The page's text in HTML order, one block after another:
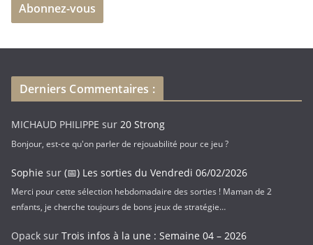
s
-
i
l
Abonnez-vous
Derniers Commentaires :
MICHAUD PHILIPPE sur 20 Strong
Bonjour, est-ce qu'on parler de rejouabilité pour ce jeu ?
Sophie sur (📅) Les sorties du Vendredi 06/02/2026
Merci pour cette sélection hebdomadaire des sorties ! Maman de 2
enfants, je cherche toujours de bons jeux de stratégie…
Opack sur Trois infos à la une : Semaine 04 – 2026